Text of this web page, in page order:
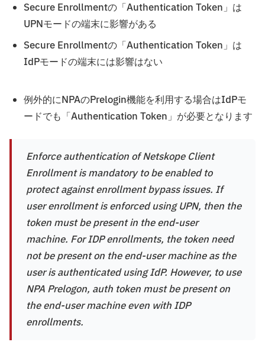
Secure Enrollmentの「Authentication Token」は
UPNモードの端末に影響がある
Secure Enrollmentの「Authentication Token」は
IdPモードの端末には影響はない
例外的にNPAのPrelogin機能を利用する場合はIdPモ
ードでも「Authentication Token」が必要となります
Enforce authentication of Netskope Client
Enrollment is mandatory to be enabled to
protect against enrollment bypass issues. If
user enrollment is enforced using UPN, then the
token must be present in the end-user
machine. For IDP enrollments, the token need
not be present on the end-user machine as the
user is authenticated using IdP. However, to use
NPA Prelogon, auth token must be present on
the end-user machine even with IDP
enrollments.